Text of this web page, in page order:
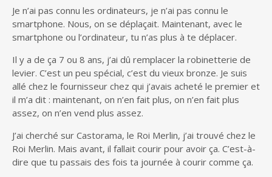
Je n’ai pas connu les ordinateurs, je n’ai pas connu le
smartphone. Nous, on se déplaçait. Maintenant, avec le
smartphone ou l’ordinateur, tu n’as plus à te déplacer.
Il y a de ça 7 ou 8 ans, j’ai dû remplacer la robinetterie de
levier. C’est un peu spécial, c’est du vieux bronze. Je suis
allé chez le fournisseur chez qui j’avais acheté le premier et
il m’a dit : maintenant, on n’en fait plus, on n’en fait plus
assez, on n’en vend plus assez.
J’ai cherché sur Castorama, le Roi Merlin, j’ai trouvé chez le
Roi Merlin. Mais avant, il fallait courir pour avoir ça. C’est-à-
dire que tu passais des fois ta journée à courir comme ça.